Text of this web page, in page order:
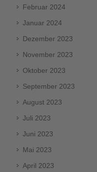
Februar 2024
Januar 2024
Dezember 2023
November 2023
Oktober 2023
September 2023
August 2023
Juli 2023
Juni 2023
Mai 2023
April 2023